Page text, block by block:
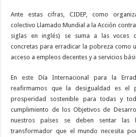
Ante estas cifras, CIDEP, como
colectivo Llamado Mundial a la Acción
siglas en inglés) se suma a las voces
concretas para erradicar la pobreza como
acceso a empleos decentes y a servicios
En este Día Internacional para la
reafirmamos que la desigualdad es el
prosperidad sostenible para todas y
cumplimiento de los Objetivos de
nuestros países se deben sentar las
transformador que el mundo necesita